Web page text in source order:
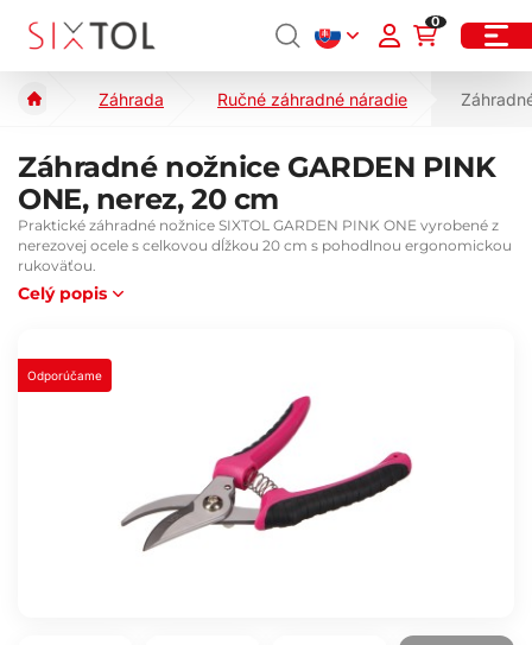
0
Záhrada Ručné záhradné náradie
Záhradné nožnice GARDEN PINK
ONE, nerez, 20 cm
Praktické záhradné nožnice SIXTOL GARDEN PINK ONE vyrobené z
nerezovej ocele s celkovou dĺžkou 20 cm s pohodlnou ergonomickou
rukoväťou.
Celý popis
Odporúčame